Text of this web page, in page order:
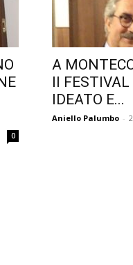
0
A
II FESTIVAL
IDEATO E...
Aniello Palumbo -